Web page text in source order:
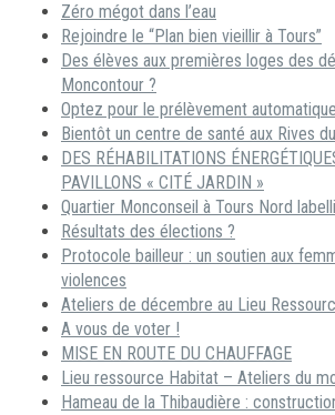
Zéro mégot dans l’eau
Rejoindre le “Plan bien vieillir à Tours”
Des élèves aux premières loges des
Moncontour ?
Optez pour le prélèvement
Bientôt un centre de santé aux Rives
DES RÉHABILITATIONS
PAVILLONS « CITÉ JARDIN »
Quartier Monconseil à Tours Nord
Résultats des élections ?
Protocole bailleur : un soutien aux
violences
Ateliers de décembre au Lieu
A vous de voter !
MISE EN ROUTE DU CHAUFFAGE
Lieu ressource Habitat – Ateliers du
Hameau de la Thibaudière :